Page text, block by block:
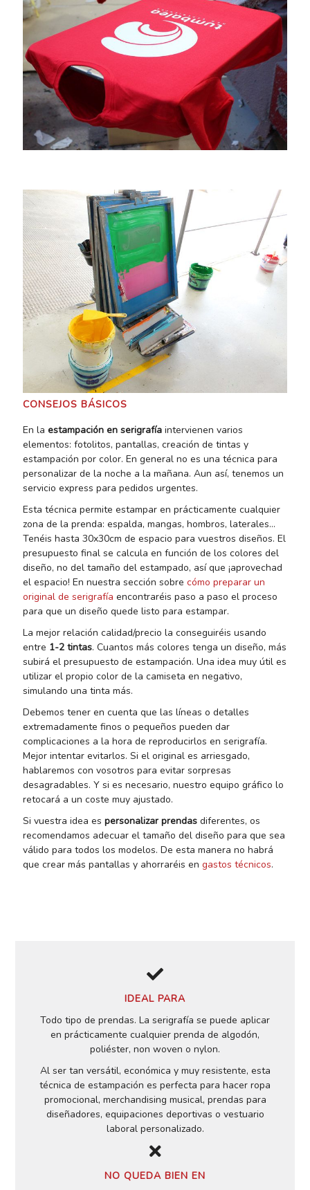
CONSEJOS BÁSICOS
En la estampación en serigrafíaintervienen varios
elementos: fotolitos, pantallas, creación de tintas y
estampación por color. En general no es una técnica para
personalizar de la noche a la mañana. Aun así, tenemos un
servicio express para pedidos urgentes.
Esta técnica permite estampar en prácticamente cualquier
zona de la prenda: espalda, mangas, hombros, laterales…
Tenéis hasta 30x30cm de espacio para vuestros diseños. El
presupuesto final se calcula en función de los colores del
diseño, no del tamaño del estampado, así que ¡aprovechad
el espacio! En nuestra sección sobre cómo preparar un
original de serigrafía encontraréis paso a paso el proceso
para que un diseño quede listo para estampar.
La mejor relación calidad/precio la conseguiréis usando
entre 1-2 tintas. Cuantos más colores tenga un diseño, más
subirá el presupuesto de estampación. Una idea muy útil es
utilizar el propio color de la camiseta en negativo,
simulando una tinta más.
Debemos tener en cuenta que las líneas o detalles
extremadamente finos o pequeños pueden dar
complicaciones a la hora de reproducirlos en serigrafía.
Mejor intentar evitarlos. Si el original es arriesgado,
hablaremos con vosotros para evitar sorpresas
desagradables. Y si es necesario, nuestro equipo gráfico lo
retocará a un coste muy ajustado.
Si vuestra idea es personalizar prendasdiferentes, os
recomendamos adecuar el tamaño del diseño para que sea
válido para todos los modelos. De esta manera no habrá
que crear más pantallas y ahorraréis en gastos técnicos.
IDEAL PARA
Todo tipo de prendas. La serigrafía se puede aplicar
en prácticamente cualquier prenda de algodón,
poliéster, non woven o nylon.
Al ser tan versátil, económica y muy resistente, esta
técnica de estampación es perfecta para hacer ropa
promocional, merchandising musical, prendas para
diseñadores, equipaciones deportivas o vestuario
laboral personalizado.
NO QUEDA BIEN EN